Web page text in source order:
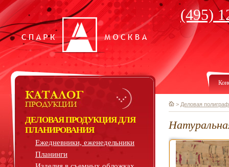
(495)
ДЕЛОВАЯ ПРОДУКЦИЯ ДЛЯ
ПЛАНИРОВАНИЯ
Ежедневники, еженедельники
Планинги
> Деловая